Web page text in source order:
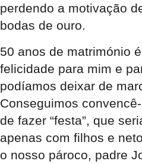
perdendo a motivação
bodas de ouro.
50 anos de matrimónio
felicidade para mim e
podíamos deixar de
Conseguimos
de fazer “festa”, que
apenas com filhos e
o nosso pároco, padre